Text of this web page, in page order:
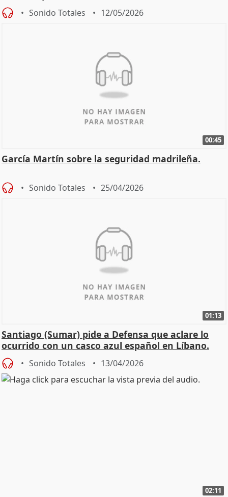
Sonido Totales 12/05/2026
00:45
García Martín sobre la seguridad madrileña.
Sonido Totales 25/04/2026
01:13
Santiago (Sumar) pide a Defensa que aclare lo
ocurrido con un casco azul español en Líbano.
Sonido Totales 13/04/2026
02:11